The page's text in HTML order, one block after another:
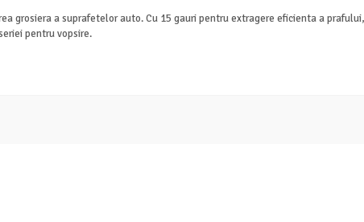
grosiera a suprafetelor auto. Cu 15 gauri pentru extragere eficienta a
pentru vopsire.